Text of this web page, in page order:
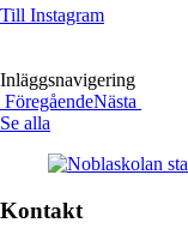
Till Instagram
Inläggsnavigering
FöregåendeNästa
Se alla
Kontakt